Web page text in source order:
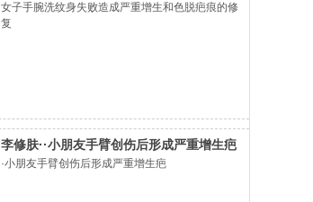
脱疤痕的修复
女子手腕洗纹身失败造成严重增生和色脱疤痕的修
复
李修肤··小朋友手臂创伤后形成严重增生疤
痕
·小朋友手臂创伤后形成严重增生疤